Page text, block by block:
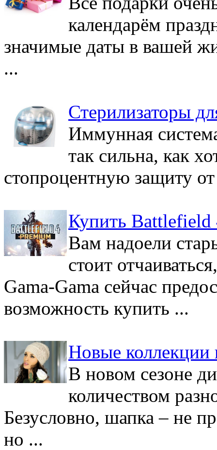
календарём
значимые даты в вашей
...
Стерилизаторы
Иммунная
так сильна, как
стопроцентную защиту
Купить Battlefield
Вам надоели
стоит
Gama-Gama сейчас
возможность купить ...
Новые коллекции
В новом сезоне
количеством
Безусловно, шапка – не
но ...